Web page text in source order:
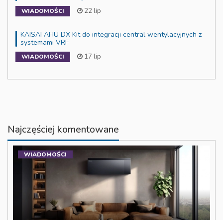
WIADOMOŚCI 22 lip
KAISAI AHU DX Kit do integracji central wentylacyjnych z
systemami VRF
WIADOMOŚCI 17 lip
Najczęściej komentowane
WIADOMOŚCI